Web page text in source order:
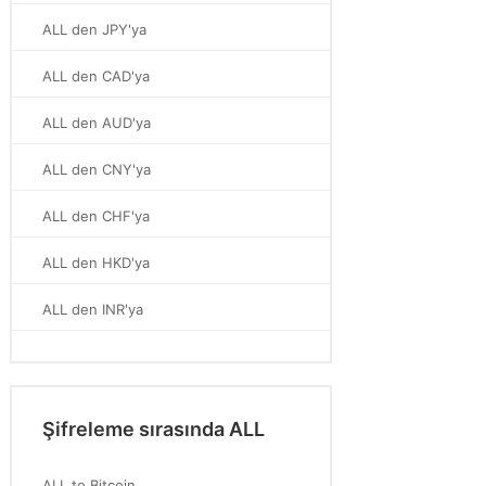
ALL den JPY'ya
ALL den CAD'ya
ALL den AUD'ya
ALL den CNY'ya
ALL den CHF'ya
ALL den HKD'ya
ALL den INR'ya
Şifreleme sırasında ALL